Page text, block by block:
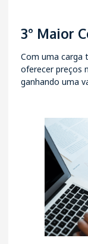
3° Maior
Com uma carga
oferecer preços
ganhando uma